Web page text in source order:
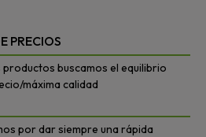
PRECIOS
buscamos el equilibrio
máxima calidad
por dar siempre una rápida